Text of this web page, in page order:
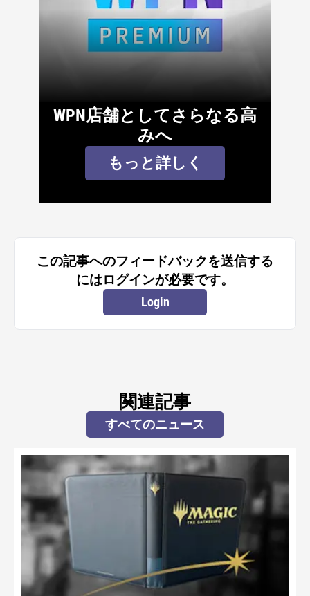
WPN店舗としてさらなる高
みへ
もっと詳しく
この記事へのフィードバックを送信する
にはログインが必要です。
Login
関連記事
すべてのニュース